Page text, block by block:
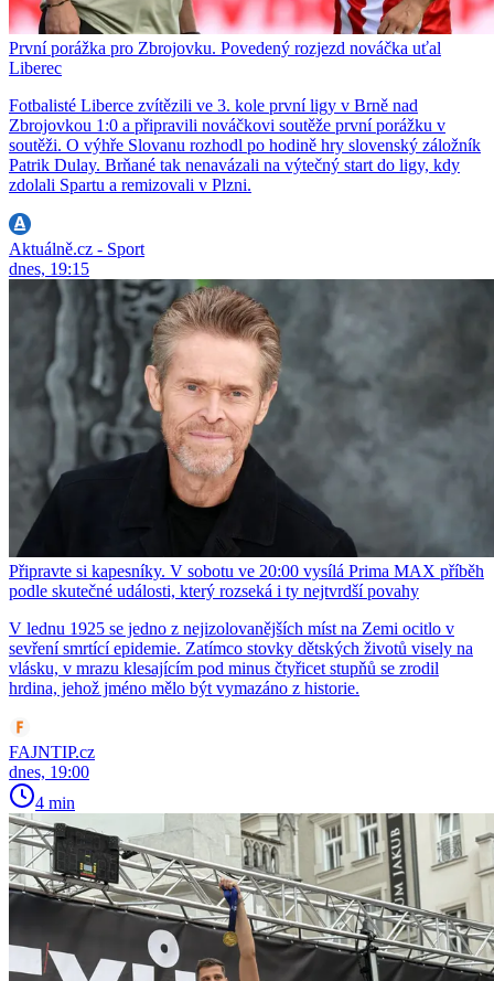
První porážka pro Zbrojovku. Povedený rozjezd nováčka uťal
Liberec
Fotbalisté Liberce zvítězili ve 3. kole první ligy v Brně nad
Zbrojovkou 1:0 a připravili nováčkovi soutěže první porážku v
soutěži. O výhře Slovanu rozhodl po hodině hry slovenský záložník
Patrik Dulay. Brňané tak nenavázali na výtečný start do ligy, kdy
zdolali Spartu a remizovali v Plzni.
Aktuálně.cz - Sport
dnes, 19:15
Připravte si kapesníky. V sobotu ve 20:00 vysílá Prima MAX příběh
podle skutečné události, který rozseká i ty nejtvrdší povahy
V lednu 1925 se jedno z nejizolovanějších míst na Zemi ocitlo v
sevření smrtící epidemie. Zatímco stovky dětských životů visely na
vlásku, v mrazu klesajícím pod minus čtyřicet stupňů se zrodil
hrdina, jehož jméno mělo být vymazáno z historie.
FAJNTIP.cz
dnes, 19:00
4 min